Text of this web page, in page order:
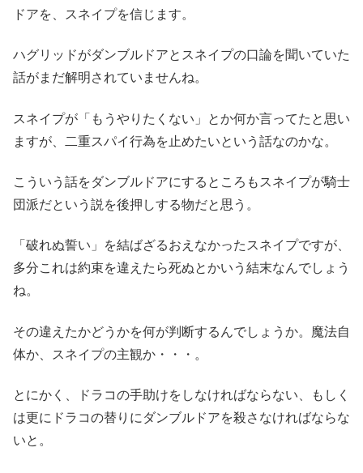
ドアを、スネイプを信じます。
ハグリッドがダンブルドアとスネイプの口論を聞いていた
話がまだ解明されていませんね。
スネイプが「もうやりたくない」とか何か言ってたと思い
ますが、二重スパイ行為を止めたいという話なのかな。
こういう話をダンブルドアにするところもスネイプが騎士
団派だという説を後押しする物だと思う。
「破れぬ誓い」を結ばざるおえなかったスネイプですが、
多分これは約束を違えたら死ぬとかいう結末なんでしょう
ね。
その違えたかどうかを何が判断するんでしょうか。魔法自
体か、スネイプの主観か・・・。
とにかく、ドラコの手助けをしなければならない、もしく
は更にドラコの替りにダンブルドアを殺さなければならな
いと。